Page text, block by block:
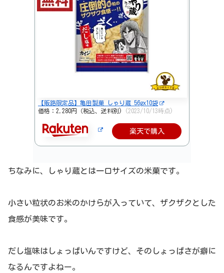
【販路限定品】亀田製菓 しゃり蔵 56gx10袋
価格：2,280円（税込、送料別)
(2023/10/13時点)
楽天で購入
ちなみに、しゃり蔵とは一口サイズの米菓です。
小さい粒状のお米のかけらが入っていて、ザクザクとした
食感が美味です。
だし塩味はしょっぱいんですけど、そのしょっぱさが癖に
なるんですよねー。